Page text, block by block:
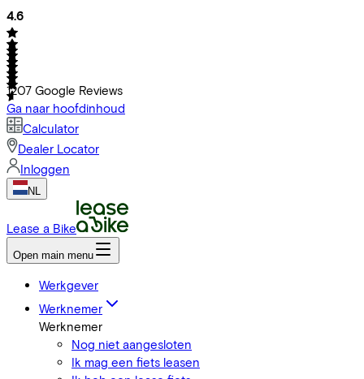
4.6
1207 Google Reviews
Ga naar hoofdinhoud
Calculator
Dealer Locator
Inloggen
NL
Lease a Bike
Open main menu
Werkgever
Werknemer
Werknemer
Nog niet aangesloten
Ik mag een fiets leasen